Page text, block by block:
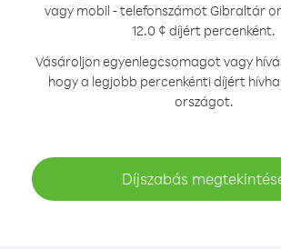
vagy mobil - telefonszámot Gibraltár
12.0 ¢ díjért percenként.
Vásároljon egyenlegcsomagot vagy
hogy a legjobb percenkénti díjért
országot.
Díjszabás